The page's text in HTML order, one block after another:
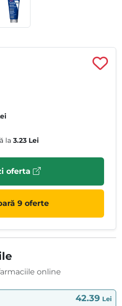
la 3.23 Lei
oferta
9 oferte
online
42.39 Lei